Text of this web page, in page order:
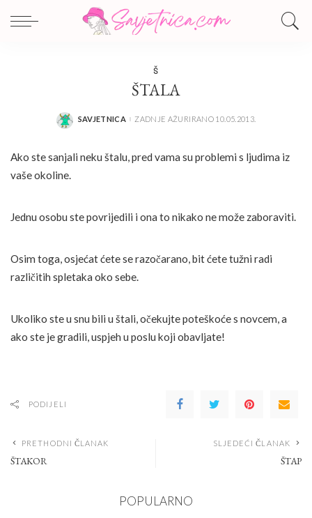
Š
ŠTALA
POSTED
SAVJETNICA ZADNJE AŽURIRANO 10.05.2013.
Ako ste sanjali neku štalu, pred vama su problemi s ljudima iz
vaše okoline.
Jednu osobu ste povrijedili i ona to nikako ne može zaboraviti.
Osim toga, osjećat ćete se razočarano, bit ćete tužni radi
različitih spletaka oko sebe.
Ukoliko ste u snu bili u štali, očekujte poteškoće s novcem, a
ako ste je gradili, uspjeh u poslu koji obavljate!
PODIJELI
PRETHODNI ČLANAK
ŠTAKOR
SLJEDEĆI ČLANAK
ŠTAP
POPULARNO